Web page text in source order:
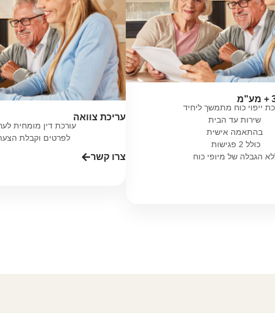
ייפוי כוח מתמשך ליחיד
שירות עד הבית
בהתאמה אישית
כולל 2 פגישות
הגבלה של מיופי כוח
עריכת צוואה
עורכת דין מומחית
לפרטים וקבלת
צרו קשר